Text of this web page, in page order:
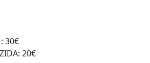
30€
20€